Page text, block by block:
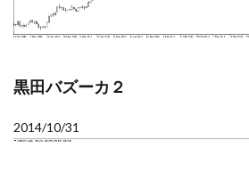
黒田バズーカ２
2014/10/31